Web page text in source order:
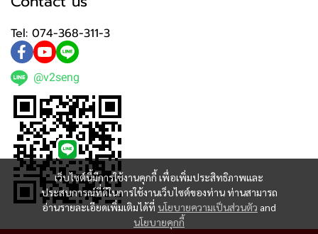
เว็บไซต์นี้มีการใช้งานคุกกี้ เพื่อเพิ่มประสิทธิภาพและ
ประสบการณ์ที่ดีในการใช้งานเว็บไซต์ของท่าน ท่านสามารถ
อ่านรายละเอียดเพิ่มเติมได้ที่ นโยบายความเป็นส่วนตัว and
นโยบายคุกกี้
Tel: 074-368-311-3
@v2seng